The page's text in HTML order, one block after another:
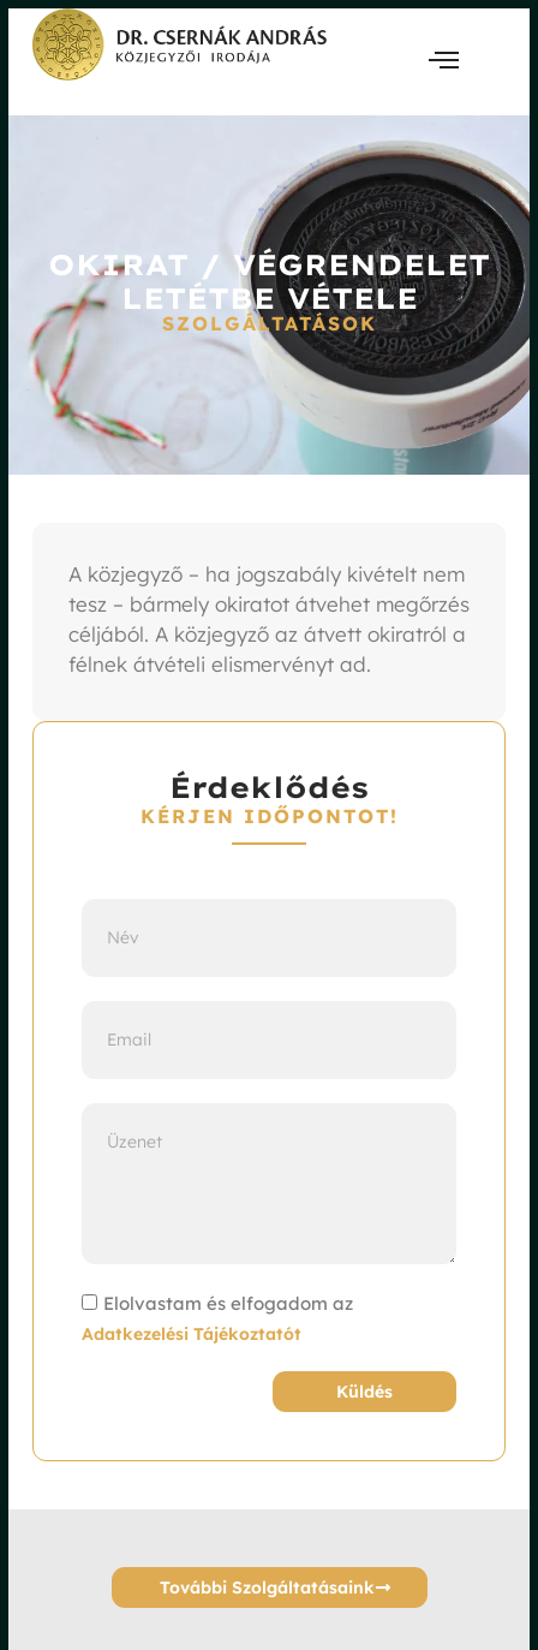
OKIRAT / VÉGRENDELET
LETÉTBE VÉTELE
SZOLGÁLTATÁSOK
A közjegyző – ha jogszabály kivételt nem
tesz – bármely okiratot átvehet megőrzés
céljából. A közjegyző az átvett okiratról a
félnek átvételi elismervényt ad.
Érdeklődés
KÉRJEN IDŐPONTOT!
Elolvastam és elfogadom az
Adatkezelési Tájékoztatót
Küldés
További Szolgáltatásaink